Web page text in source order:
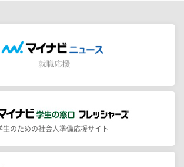
生のための社会人準備応援サイト